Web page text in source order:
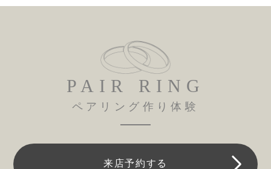
PAIR RING
ペアリング作り体験
来店予約する